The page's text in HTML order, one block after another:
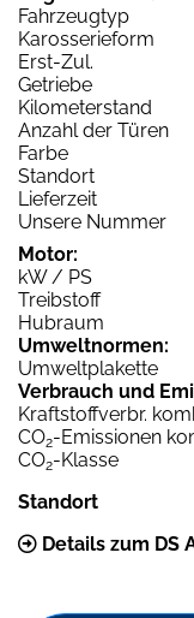
Fahrzeugtyp
Karosserieform
Erst-Zul.
Getriebe
Kilometerstand
Anzahl der Türen
Farbe
Standort
Lieferzeit
Unsere Nummer
Motor:
kW / PS
Treibstoff
Hubraum
Umweltnormen:
Umweltplakette
Verbrauch und
Kraftstoffverbr.
CO2-Emissionen
CO2-Klasse
Standort
Details zum DS